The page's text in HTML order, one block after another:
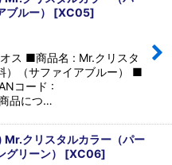
ブルー） [XC05]
ス ■商品名 : Mr.クリスタ
）（サファイアブルー） ■
コード :
品につ…
クリスタルカラー（パー
グリーン） [XC06]